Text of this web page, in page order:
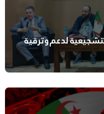
لدعم وترقية